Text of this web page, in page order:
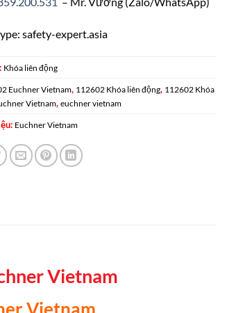
safety-expert.asia
Khóa liên động
Euchner Vietnam, 112602 Khóa liên động, 112602 Khóa
Vietnam, euchner vietnam
Euchner Vietnam
Vietnam
Vietnam